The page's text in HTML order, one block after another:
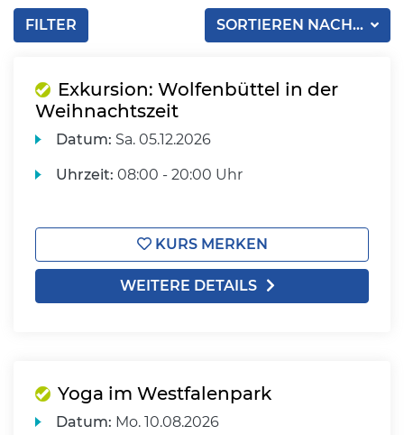
SORTIEREN NACH...
FILTER
Exkursion: Wolfenbüttel in der
Weihnachtszeit
Datum: Sa. 05.12.2026
Uhrzeit: 08:00 - 20:00 Uhr
KURS MERKEN
WEITERE DETAILS
Yoga im Westfalenpark
Datum: Mo. 10.08.2026